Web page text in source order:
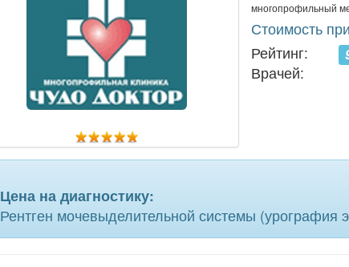
многопрофильный
Стоимость
Рейтинг:
Врачей:
Цена на диагностику:
Рентген мочевыделительной системы (урография